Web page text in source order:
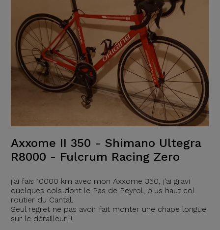
Axxome II 350 - Shimano Ultegra
R8000 - Fulcrum Racing Zero
j'ai fais 10000 km avec mon Axxome 350, j'ai gravi
quelques cols dont le Pas de Peyrol, plus haut col
routier du Cantal.
Seul regret ne pas avoir fait monter une chape longue
sur le dérailleur !!